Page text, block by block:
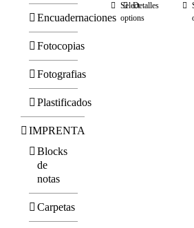
Select
options
Detalles
Encuadernaciones
Fotocopias
Fotografias
Plastificados
IMPRENTA
Blocks
de
notas
Carpetas